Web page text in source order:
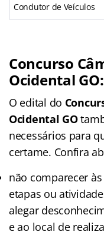
Condutor de Veículos
Concurso
Ocidental
O edital do
Ocidental GO
necessários para
certame. Confira
não comparecer
etapas ou
alegar
e ao local de